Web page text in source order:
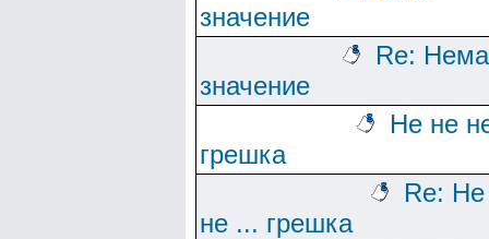
значение
Re: Нема
значение
Не не
грешка
Re:
не ... грешка